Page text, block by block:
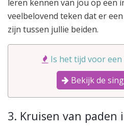
leren kennen van jou op een
veelbelovend teken dat er
zijn tussen jullie beiden.
Is het tijd voor
Bekijk de
3. Kruisen van paden